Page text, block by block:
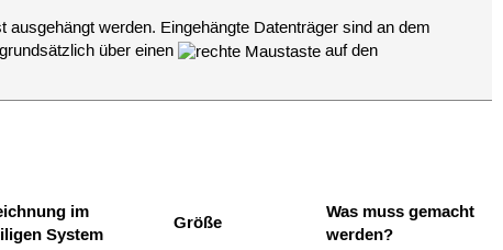
werden. Eingehängte Datenträger sind an dem
über einen
auf den
im
System
Größe
Was muss gemacht
werden?